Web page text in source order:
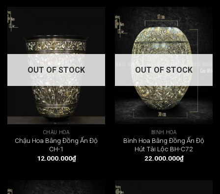
OUT OF STOCK
CHẬU HOA
Chậu Hoa Bằng Đồng Ấn Độ
CH-1
12.000.000₫
OUT OF STOCK
BÌNH HOA
Bình Hoa Bằng Đồng Ấn Độ
Hút Tài Lộc BH-C72
22.000.000₫